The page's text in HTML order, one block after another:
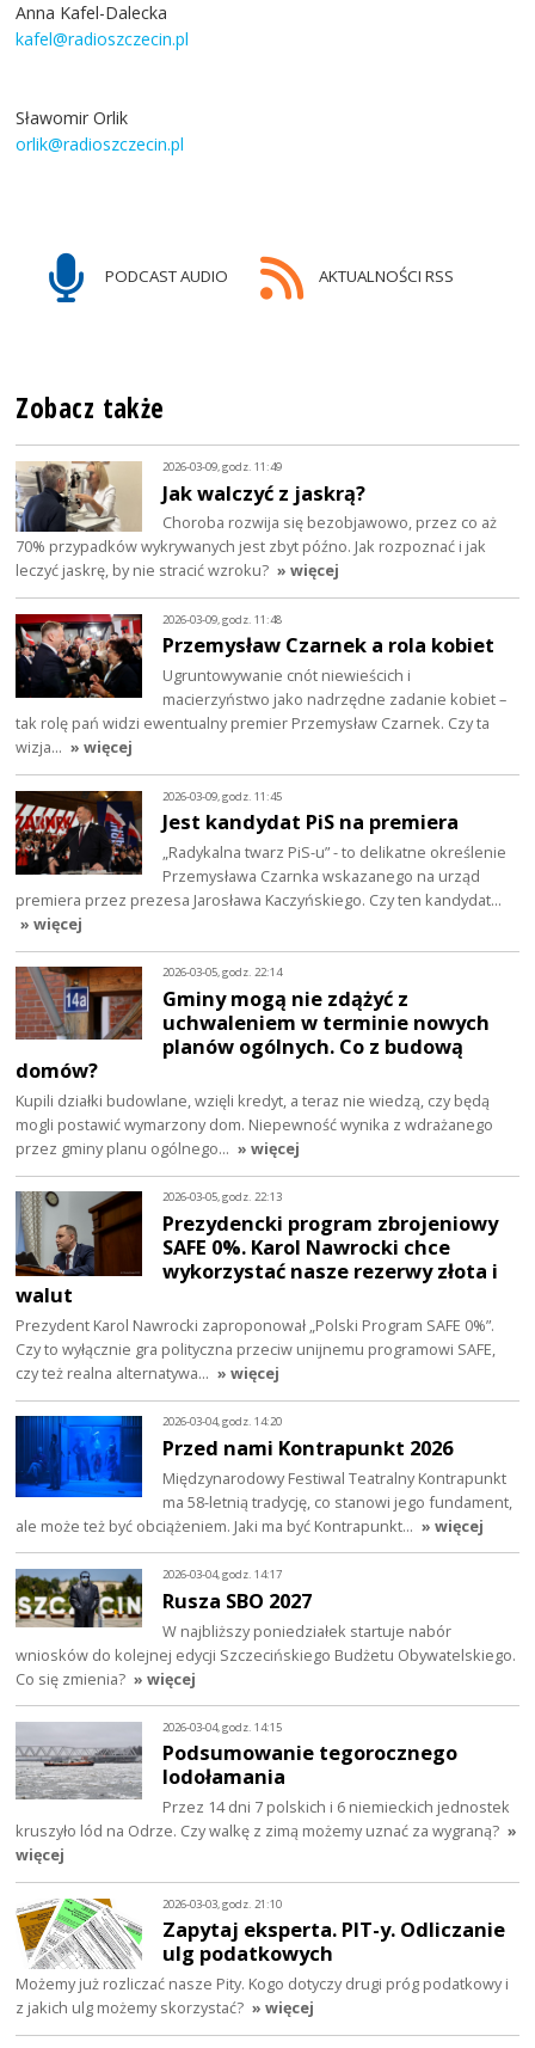
Anna Kafel-Dalecka
kafel@radioszczecin.pl
Sławomir Orlik
orlik@radioszczecin.pl
PODCAST AUDIO AKTUALNOŚCI RSS
Zobacz także
2026-03-09, godz. 11:49
Jak walczyć z jaskrą?
Choroba rozwija się bezobjawowo, przez co aż
70% przypadków wykrywanych jest zbyt późno. Jak rozpoznać i jak
leczyć jaskrę, by nie stracić wzroku? » więcej
2026-03-09, godz. 11:48
Przemysław Czarnek a rola kobiet
Ugruntowywanie cnót niewieścich i
macierzyństwo jako nadrzędne zadanie kobiet –
tak rolę pań widzi ewentualny premier Przemysław Czarnek. Czy ta
wizja… » więcej
2026-03-09, godz. 11:45
Jest kandydat PiS na premiera
„Radykalna twarz PiS-u” - to delikatne określenie
Przemysława Czarnka wskazanego na urząd
premiera przez prezesa Jarosława Kaczyńskiego. Czy ten kandydat…
» więcej
2026-03-05, godz. 22:14
Gminy mogą nie zdążyć z
uchwaleniem w terminie nowych
planów ogólnych. Co z budową
domów?
Kupili działki budowlane, wzięli kredyt, a teraz nie wiedzą, czy będą
mogli postawić wymarzony dom. Niepewność wynika z wdrażanego
przez gminy planu ogólnego… » więcej
2026-03-05, godz. 22:13
Prezydencki program zbrojeniowy
SAFE 0%. Karol Nawrocki chce
wykorzystać nasze rezerwy złota i
walut
Prezydent Karol Nawrocki zaproponował „Polski Program SAFE 0%”.
Czy to wyłącznie gra polityczna przeciw unijnemu programowi SAFE,
czy też realna alternatywa… » więcej
2026-03-04, godz. 14:20
Przed nami Kontrapunkt 2026
Międzynarodowy Festiwal Teatralny Kontrapunkt
ma 58-letnią tradycję, co stanowi jego fundament,
ale może też być obciążeniem. Jaki ma być Kontrapunkt… » więcej
2026-03-04, godz. 14:17
Rusza SBO 2027
W najbliższy poniedziałek startuje nabór
wniosków do kolejnej edycji Szczecińskiego Budżetu Obywatelskiego.
Co się zmienia? » więcej
2026-03-04, godz. 14:15
Podsumowanie tegorocznego
lodołamania
Przez 14 dni 7 polskich i 6 niemieckich jednostek
kruszyło lód na Odrze. Czy walkę z zimą możemy uznać za wygraną? »
więcej
2026-03-03, godz. 21:10
Zapytaj eksperta. PIT-y. Odliczanie
ulg podatkowych
Możemy już rozliczać nasze Pity. Kogo dotyczy drugi próg podatkowy i
z jakich ulg możemy skorzystać? » więcej